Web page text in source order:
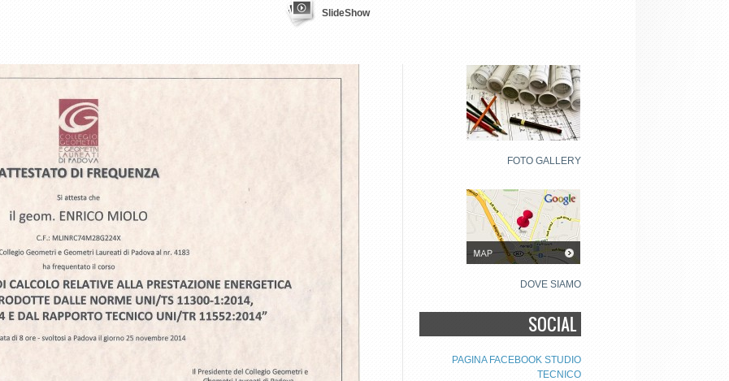
SlideShow
FOTO GALLERY
DOVE SIAMO
SOCIAL
PAGINA FACEBOOK STUDIO
TECNICO